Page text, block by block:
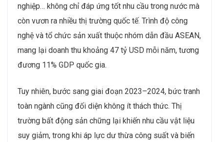
nghiệp… không chỉ đáp ứng tốt nhu cầu trong nước mà
còn vươn ra nhiều thị trường quốc tế. Trình độ công
nghệ và tổ chức sản xuất thuộc nhóm dẫn đầu ASEAN,
mang lại doanh thu khoảng 47 tỷ USD mỗi năm, tương
đương 11% GDP quốc gia.
Tuy nhiên, bước sang giai đoạn 2023–2024, bức tranh
toàn ngành cũng đối diện không ít thách thức. Thị
trường bất động sản chững lại khiến nhu cầu vật liệu
suy giảm, trong khi áp lực dư thừa công suất và biến